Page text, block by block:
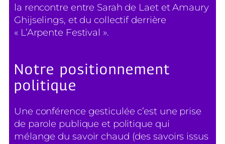
la rencontre entre Sarah de Laet et Amaury
Ghijselings, et du collectif derrière
« L’Arpente Festival ».
Notre positionnement
politique
Une conférence gesticulée c’est une prise
de parole publique et politique qui
mélange du savoir chaud (des savoirs issus